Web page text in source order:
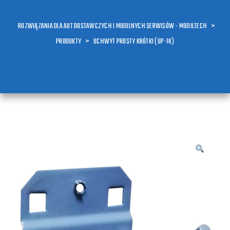
ROZWIĄZANIA DLA AUT DOSTAWCZYCH I MOBILNYCH SERWISÓW - MOBILTECH >
PRODUKTY > UCHWYT PROSTY KRÓTKI (UP-1K)